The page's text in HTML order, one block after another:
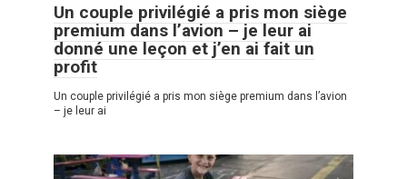
Un couple privilégié a pris mon siège
premium dans l’avion – je leur ai
donné une leçon et j’en ai fait un
profit
Un couple privilégié a pris mon siège premium dans l’avion
– je leur ai